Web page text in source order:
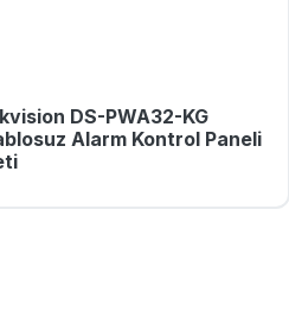
DS-PWA32-KG
Alarm Kontrol Paneli